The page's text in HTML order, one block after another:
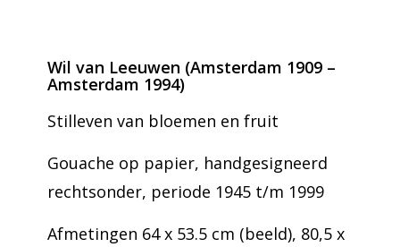
Wil van Leeuwen (Amsterdam 1909 –
Amsterdam 1994)
Stilleven van bloemen en fruit
Gouache op papier, handgesigneerd
rechtsonder, periode 1945 t/m 1999
Afmetingen 64 x 53.5 cm (beeld), 80,5 x